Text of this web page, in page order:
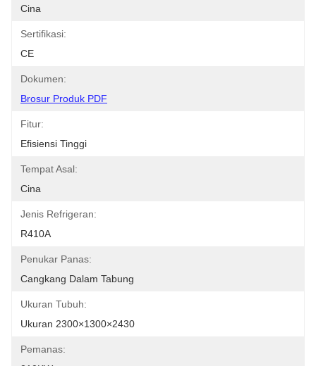
Cina
Sertifikasi:
CE
Dokumen:
Brosur Produk PDF
Fitur:
Efisiensi Tinggi
Tempat Asal:
Cina
Jenis Refrigeran:
R410A
Penukar Panas:
Cangkang Dalam Tabung
Ukuran Tubuh:
Ukuran 2300×1300×2430
Pemanas: